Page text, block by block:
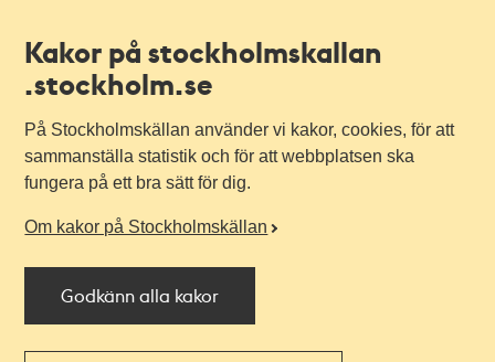
Kakor på stockholmskallan
.stockholm.se
På Stockholmskällan använder vi kakor, cookies, för att
sammanställa statistik och för att webbplatsen ska
fungera på ett bra sätt för dig.
Om kakor på Stockholmskällan
Godkänn alla kakor